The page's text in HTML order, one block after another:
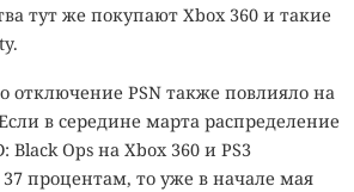
тут же покупают Xbox 360 и такие
отключение PSN также повлияло на
в середине марта распределение
Ops на Xbox 360 и PS3
процентам, то уже в начале мая